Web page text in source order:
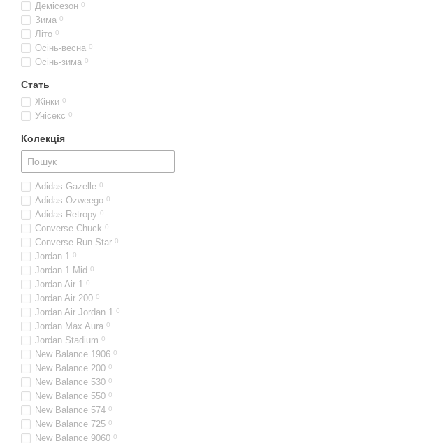
Демісезон 0
Зима 0
Літо 0
Осінь-весна 0
Осінь-зима 0
Стать
Жінки 0
Унісекс 0
Колекція
Adidas Gazelle 0
Adidas Ozweego 0
Adidas Retropy 0
Converse Chuck 0
Converse Run Star 0
Jordan 1 0
Jordan 1 Mid 0
Jordan Air 1 0
Jordan Air 200 0
Jordan Air Jordan 1 0
Jordan Max Aura 0
Jordan Stadium 0
New Balance 1906 0
New Balance 200 0
New Balance 530 0
New Balance 550 0
New Balance 574 0
New Balance 725 0
New Balance 9060 0